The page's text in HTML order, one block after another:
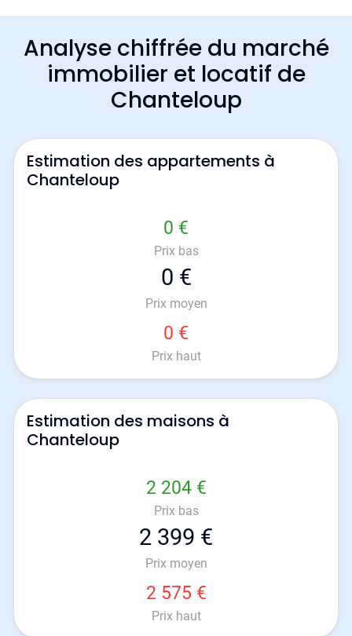
Analyse chiffrée du marché
immobilier et locatif de
Chanteloup
Estimation des appartements à
Chanteloup
0 €
Prix bas
0 €
Prix moyen
0 €
Prix haut
Estimation des maisons à
Chanteloup
2 204 €
Prix bas
2 399 €
Prix moyen
2 575 €
Prix haut